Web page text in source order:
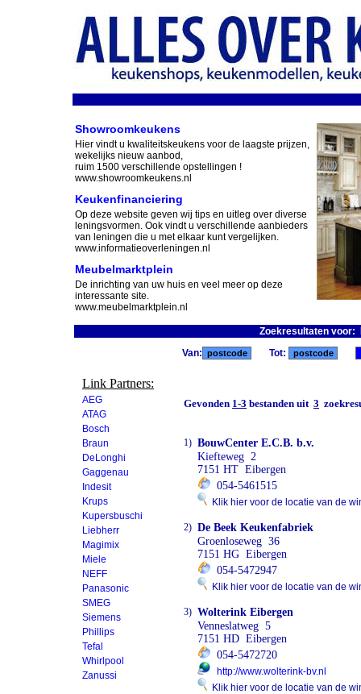
Showroomkeukens
Hier vindt u kwaliteitskeukens voor de laagste prijzen,
wekelijks nieuw aanbod,
ruim 1500 verschillende opstellingen !
www.showroomkeukens.nl
Keukenfinanciering
Op deze website geven wij tips en uitleg over diverse
leningsvormen. Ook vindt u verschillende aanbieders
van leningen die u met elkaar kunt vergelijken.
www.informatieoverleningen.nl
Meubelmarktplein
De inrichting van uw huis en veel meer op deze
interessante site.
www.meubelmarktplein.nl
Zoekresultaten voor:
Link Partners:
AEG
ATAG
Bosch
Braun
DeLonghi
Gaggenau
Indesit
Krups
Kupersbuschi
Liebherr
Magimix
Miele
NEFF
Panasonic
SMEG
Siemens
Phillips
Tefal
Whirlpool
Zanussi
Van: Tot:
Gevonden 1-3 bestanden uit 3
1) BouwCenter E.C.B. b.v.
Kiefteweg 2
7151 HT Eibergen
054-5461515
Klik hier voor de locatie van de
2) De Beek Keukenfabriek
Groenloseweg 36
7151 HG Eibergen
054-5472947
Klik hier voor de locatie van de
3) Wolterink Eibergen
Venneslatweg 5
7151 HD Eibergen
054-5472720
http://www.wolterink-bv.nl
Klik hier voor de locatie van de